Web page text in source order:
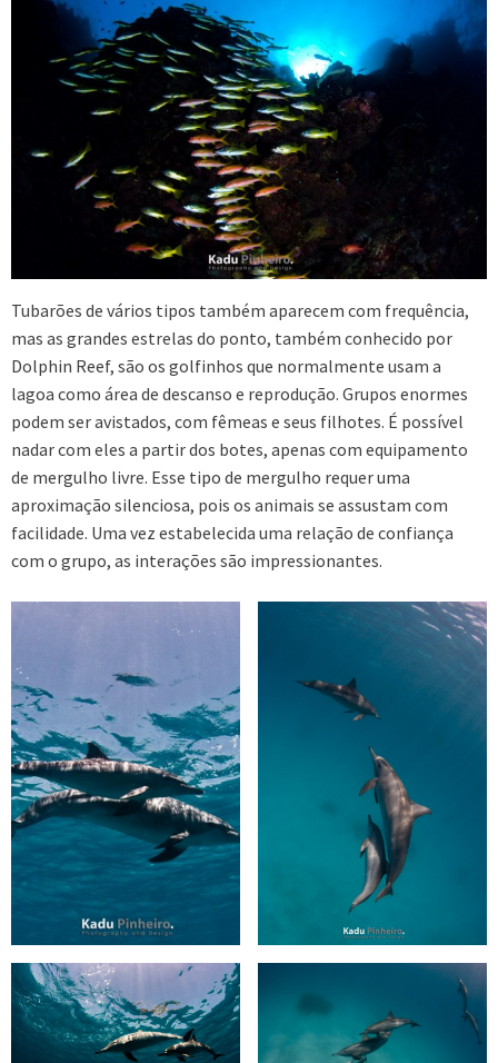
Tubarões de vários tipos também aparecem com frequência,
mas as grandes estrelas do ponto, também conhecido por
Dolphin Reef, são os golfinhos que normalmente usam a
lagoa como área de descanso e reprodução. Grupos enormes
podem ser avistados, com fêmeas e seus filhotes. É possível
nadar com eles a partir dos botes, apenas com equipamento
de mergulho livre. Esse tipo de mergulho requer uma
aproximação silenciosa, pois os animais se assustam com
facilidade. Uma vez estabelecida uma relação de confiança
com o grupo, as interações são impressionantes.